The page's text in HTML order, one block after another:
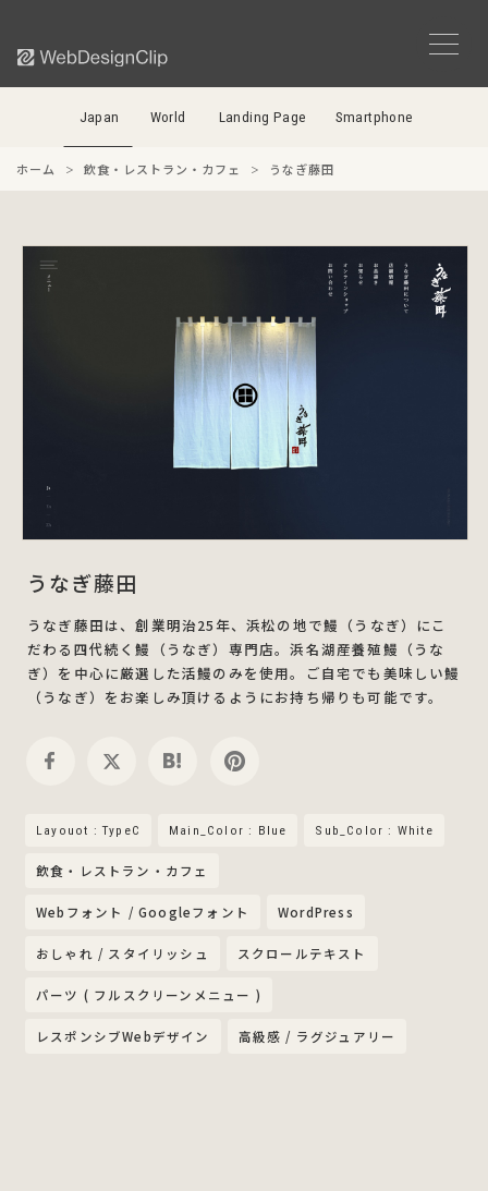
Japan World Landing Page Smartphone
ホーム 飲食・レストラン・カフェ うなぎ藤田
うなぎ藤田
うなぎ藤田は、創業明治25年、浜松の地で鰻（うなぎ）にこ
だわる四代続く鰻（うなぎ）専門店。浜名湖産養殖鰻（うな
ぎ）を中心に厳選した活鰻のみを使用。ご自宅でも美味しい鰻
（うなぎ）をお楽しみ頂けるようにお持ち帰りも可能です。
Layouot : TypeC Main_Color : Blue Sub_Color : White
飲食・レストラン・カフェ
Webフォント / Googleフォント WordPress
おしゃれ / スタイリッシュ スクロールテキスト
パーツ ( フルスクリーンメニュー )
レスポンシブWebデザイン 高級感 / ラグジュアリー